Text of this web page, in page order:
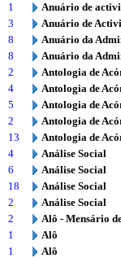
1
Anuário de
3
Anuário de
8
Anuário da
8
Anuário da
2
Antologia de
4
Antologia de
5
Antologia de
2
Antologia de
13
Antologia de
4
Análise Social
6
Análise Social
18
Análise Social
2
Análise Social
2
Alô - Mensário
1
Alô
1
Alô